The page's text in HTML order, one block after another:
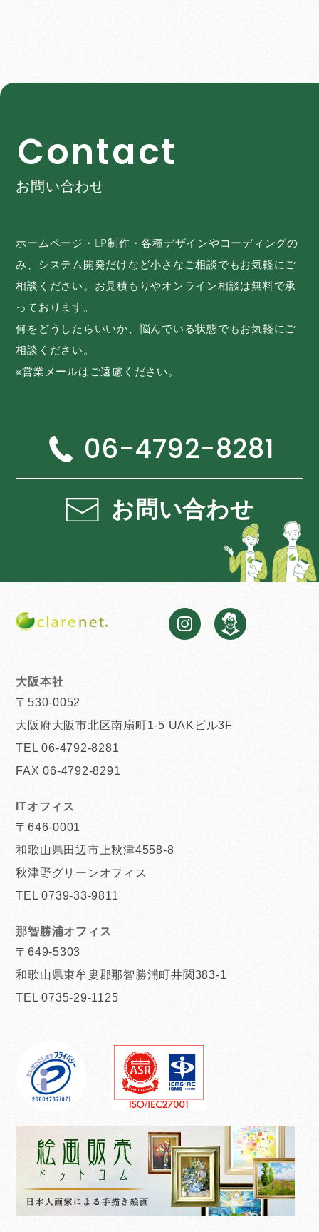
Contact
お問い合わせ
ホームページ・LP制作・各種デザインやコーディングの
み、システム開発だけなど小さなご相談でもお気軽にご
相談ください。お見積もりやオンライン相談は無料で承
っております。
何をどうしたらいいか、悩んでいる状態でもお気軽にご
相談ください。
※営業メールはご遠慮ください。
06-4792-8281
お問い合わせ
大阪本社
〒530-0052
大阪府大阪市北区南扇町1-5 UAKビル3F
TEL 06-4792-8281
FAX 06-4792-8291
ITオフィス
〒646-0001
和歌山県田辺市上秋津4558-8
秋津野グリーンオフィス
TEL 0739-33-9811
那智勝浦オフィス
〒649-5303
和歌山県東牟婁郡那智勝浦町井関383-1
TEL 0735-29-1125